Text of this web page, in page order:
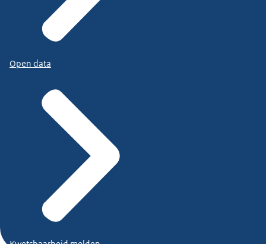
Open data